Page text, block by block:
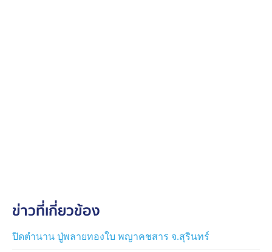
ข่าวที่เกี่ยวข้อง
ปิดตำนาน ปู่พลายทองใบ พญาคชสาร จ.สุรินทร์